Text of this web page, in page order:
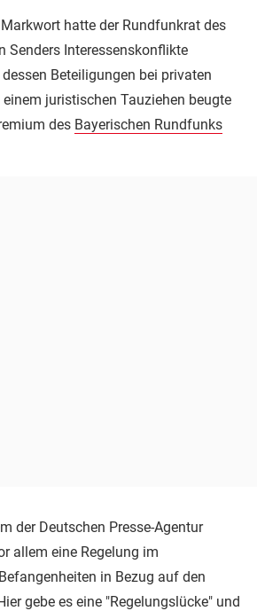
hatte der Rundfunkrat des
Senders Interessenskonflikte
Beteiligungen bei privaten
juristischen Tauziehen beugte
des Bayerischen Rundfunks
der Deutschen Presse-Agentur
allem eine Regelung im
in Bezug auf den
gebe es eine "Regelungslücke" und